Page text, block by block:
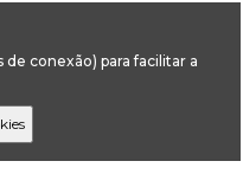
conexão) para facilitar a